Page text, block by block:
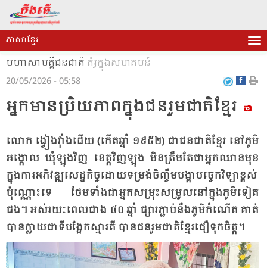
ភាសាខ្មែរ
មហាសាមគ្គីជនជាតិ គំរូក្នុងសហគមន៍
20/05/2026 - 05:58
អ្នក​មាន​ប្រិយ​ភាព​ក្នុង​ជន​រួម​ជាតិ​ខ្មែរ
លោក ង្វៀង​វ៉ាំង​ដើយ (កើត​ឆ្នាំ ១៩៥២) ជា​ជន​ជាតិ​ខ្មែរ នៅ​ភូមិ​
អង្កោល ឃុំ​ឡុង​វិញ ខេត្ត​វិញឡុង មិន​ត្រឹម​តែ​ជា​អ្នក​ឈាន​មុខ​
ក្នុង​ការ​អភិវឌ្ឍ​សេដ្ឋ​កិច្ច​ដោយ​ទម្រង់​ចិញ្ចឹម​បង្គាប​ច្ចេក​វិទ្យា​ខ្ពស់​
ប៉ុណ្ណោះ​ទេ ថែម​ទាំង​ជា​អ្នក​សម្រុះ​សម្រួល​នៅ​ក្នុង​ភូមិ​ទៀត​
ផង។ អស់​រយៈ​ពេល​ជាង ៤០ ឆ្នាំ ផ្សារ​ភ្ជាប់​នឹង​ភូមិ​កំ​ណើត គាត់​
បាន​ក្លាយ​ជា​ទី​បង្អែក​ស្មារតី បាន​ជន​រួម​ជាតិ​ខ្មែរ​ជឿ​ទុក​ចិត្ត។